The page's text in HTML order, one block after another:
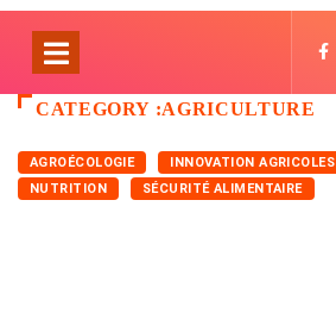
CATEGORY :AGRICULTURE
AGROÉCOLOGIE INNOVATION AGRICOLES
NUTRITION
SÉCURITÉ ALIMENTAIRE